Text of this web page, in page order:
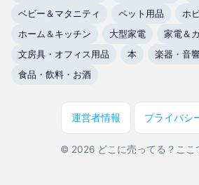
ベビー＆マタニティ
ペット用品
ホ
ホーム＆キッチン
大型家電
家電＆
文房具・オフィス用品
本 楽器・音
食品・飲料・お酒
運営者情報 プライバシ
© 2026 どこに売ってる？ここ